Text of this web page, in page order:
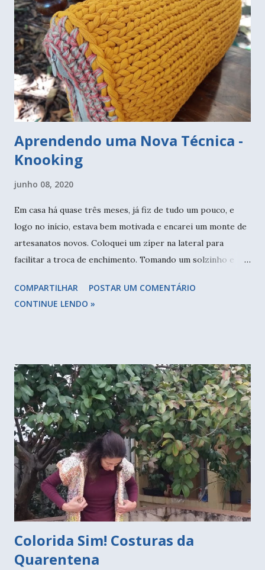
inclusive nós brasileiros. Fiquei muito animada com o
convite. A ideia é colorir o mundo, com qualquer lápis,
qualquer pedaço que estiver em casa, não precisamos de
muito para começar. Como ninguém pode viajar, a ideia é
que dia 11 de junho, cada pessoa coloque em sua casa, uma
intervenção feita em crochê ou tricô,...
Aprendendo uma Nova Técnica -
Knooking
junho 08, 2020
Em casa há quase três meses, já fiz de tudo um pouco, e
logo no início, estava bem motivada e encarei um monte de
artesanatos novos. Coloquei um zíper na lateral para
facilitar a troca de enchimento. Tomando um solzinho e
ocupar as mãos e as mentes com a arte manual. Um dos
que estou engatinhando é o knooking. Um crochê meio
peça crescendo, e como a sacola para tecer é útil nessas
horas, principalmente quando tecemos em pé. A aula
ensinava um estojo, mas preferi fazer algo maior e usar os
fios de malha que tenho. Gostei muito do resultado, ficou
bem interessante a combinação de fios e cores que usei. Na
época eu não pretendia comprar nada de fio e usar o que
tinha em casa - o que não durou muito, acabei comprando
mais uns novelinhos. A empolg...
COMPARTILHAR
POSTAR UM COMENTÁRIO
CONTINUE LENDO »
Colorida Sim! Costuras da
Quarentena